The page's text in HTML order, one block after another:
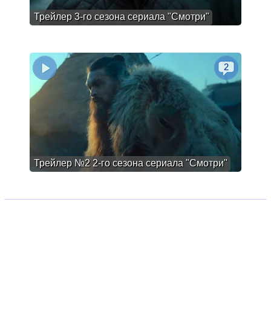
Трейлер 3-го сезона сериала "Смотри"
Трейлер №2 2-го сезона сериала "Смотри"
2